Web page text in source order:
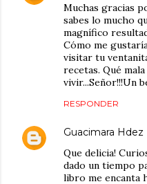
Muchas gracias
sabes lo mucho
magnífico
Cómo me
visitar tu
recetas. Qué
vivir...Señor!!!Un
RESPONDER
Guacimara Hdez
Que delicia!
dado un tiempo
libro me encanta